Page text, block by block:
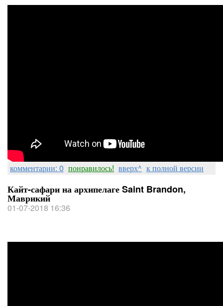
комментарии: 0 понравилось! вверх^ к полной версии
Кайт-сафари на архипелаге Saint Brandon,
Маврикий
01-07-2018 16:36